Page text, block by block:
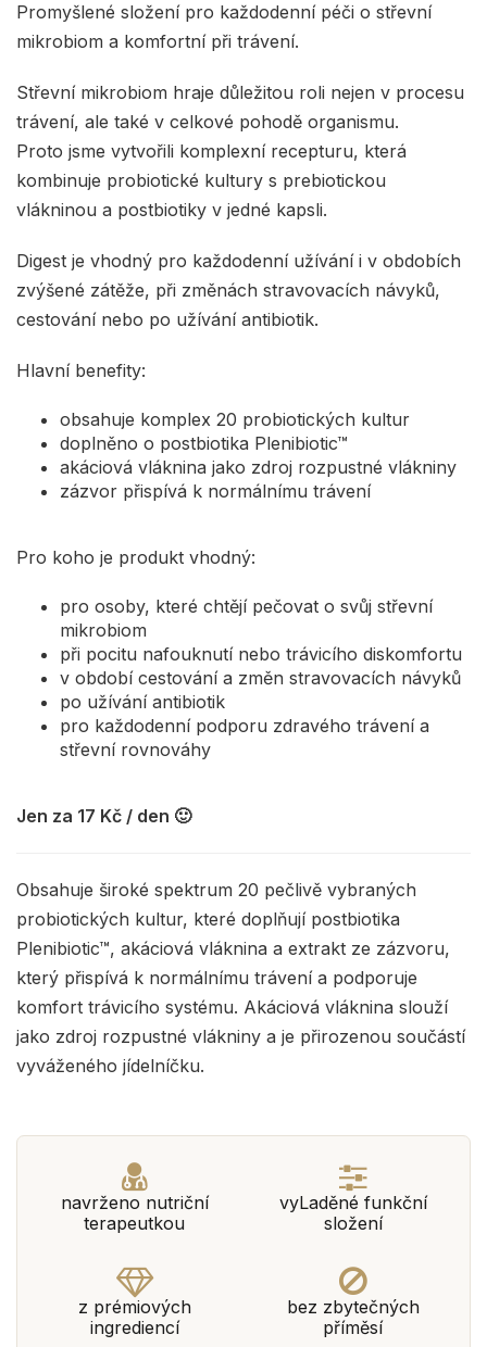
Promyšlené složení pro každodenní péči o střevní
mikrobiom a komfortní při trávení.
Střevní mikrobiom hraje důležitou roli nejen v procesu
trávení, ale také v celkové pohodě organismu.
Proto jsme vytvořili komplexní recepturu, která
kombinuje probiotické kultury s prebiotickou
vlákninou a postbiotiky v jedné kapsli.
Digest je vhodný pro každodenní užívání i v obdobích
zvýšené zátěže, při změnách stravovacích návyků,
cestování nebo po užívání antibiotik.
Hlavní benefity:
obsahuje komplex 20 probiotických kultur
doplněno o postbiotika Plenibiotic™
akáciová vláknina jako zdroj rozpustné vlákniny
zázvor přispívá k normálnímu trávení
Pro koho je produkt vhodný:
pro osoby, které chtějí pečovat o svůj střevní
mikrobiom
při pocitu nafouknutí nebo trávicího diskomfortu
v období cestování a změn stravovacích návyků
po užívání antibiotik
pro každodenní podporu zdravého trávení a
střevní rovnováhy
Jen za 17 Kč / den 🙂
Obsahuje široké spektrum 20 pečlivě vybraných
probiotických kultur, které doplňují postbiotika
Plenibiotic™, akáciová vláknina a extrakt ze zázvoru,
který přispívá k normálnímu trávení a podporuje
komfort trávicího systému. Akáciová vláknina slouží
jako zdroj rozpustné vlákniny a je přirozenou součástí
vyváženého jídelníčku.
navrženo nutriční
terapeutkou
vyLaděné funkční
složení
z prémiových
ingrediencí
bez zbytečných
příměsí